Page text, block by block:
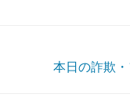
本日の詐欺